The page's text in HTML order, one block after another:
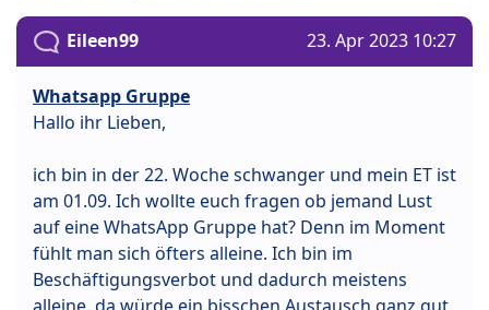
Eileen99 23. Apr 2023 10:27
Whatsapp Gruppe
Hallo ihr Lieben,
ich bin in der 22. Woche schwanger und mein ET ist
am 01.09. Ich wollte euch fragen ob jemand Lust
auf eine WhatsApp Gruppe hat? Denn im Moment
fühlt man sich öfters alleine. Ich bin im
Beschäftigungsverbot und dadurch meistens